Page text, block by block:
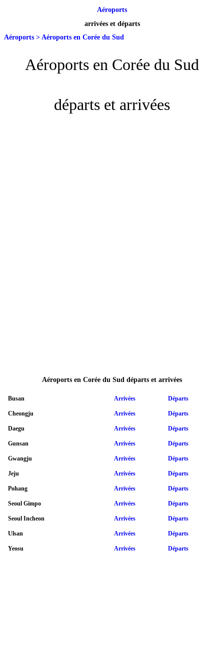
Aéroports
arrivées et départs
Aéroports > Aéroports en Corée du Sud
Aéroports en Corée du Sud
départs et arrivées
Aéroports en Corée du Sud départs et arrivées
Busan Arrivées Départs
Cheongju Arrivées Départs
Daegu Arrivées Départs
Gunsan Arrivées Départs
Gwangju Arrivées Départs
Jeju Arrivées Départs
Pohang Arrivées Départs
Seoul Gimpo Arrivées Départs
Seoul Incheon Arrivées Départs
Ulsan Arrivées Départs
Yeosu Arrivées Départs